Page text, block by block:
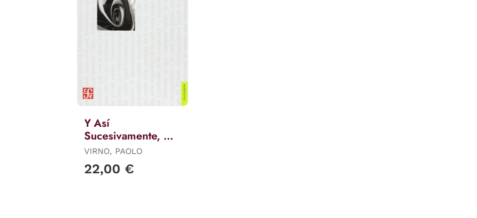
Y Así
Sucesivamente, Al
Infinito
VIRNO, PAOLO
22,00 €